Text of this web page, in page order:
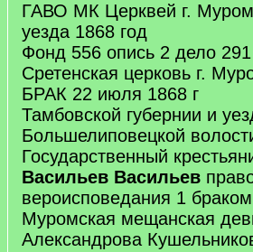
ГАВО МК Церквей г.
уезда 1868 год
Фонд 556 опись 2 дело 291
Сретенская церковь г.
БРАК 22 июля 1868 г
Тамбовской губернии и
Большелиповецкой
Государственный
Васильев Васильев
вероисповедания 1
Муромская мещанская
Александрова